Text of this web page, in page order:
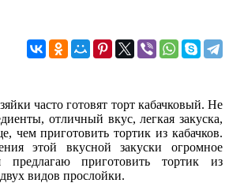
часто готовят торт кабачковый. Не
отличный вкус, легкая закуска,
чем приготовить тортик из кабачков.
этой вкусной закуски огромное
предлагаю приготовить тортик из
видов прослойки.